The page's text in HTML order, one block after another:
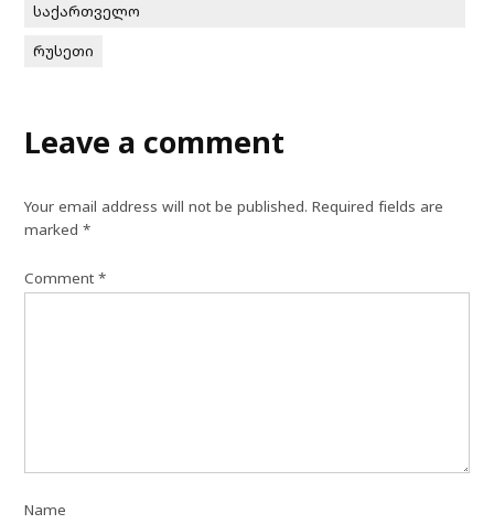
საქართველო
რუსეთი
Leave a comment
Your email address will not be published. Required fields are
marked*
Comment*
Name